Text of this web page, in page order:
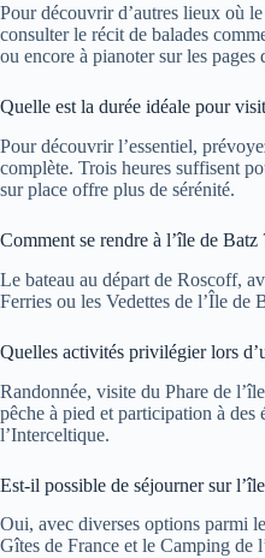
Pour découvrir d’autres lieux où le
consulter le récit de balades
ou encore à pianoter sur les pages
Quelle est la durée idéale pour
Pour découvrir l’essentiel,
complète. Trois heures suffisent
sur place offre plus de sérénité.
Comment se rendre à l’île de Batz
Le bateau au départ de Roscoff,
Ferries ou les Vedettes de l’Île de
Quelles activités privilégier lors
Randonnée, visite du Phare de
pêche à pied et participation à des
l’Interceltique.
Est-il possible de séjourner sur
Oui, avec diverses options parmi
Gîtes de France et le Camping de